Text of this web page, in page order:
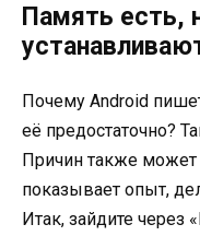
Память есть,
Почему Android
её предостаточно?
Причин также
показывает опыт,
Итак, зайдите